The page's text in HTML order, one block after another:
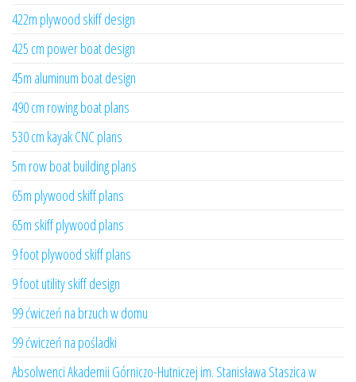
422m plywood skiff design
425 cm power boat design
45m aluminum boat design
490 cm rowing boat plans
530 cm kayak CNC plans
5m row boat building plans
65m plywood skiff plans
65m skiff plywood plans
9 foot plywood skiff plans
9 foot utility skiff design
99 ćwiczeń na brzuch w domu
99 ćwiczeń na pośladki
Absolwenci Akademii Górniczo-Hutniczej im. Stanisława Staszica w